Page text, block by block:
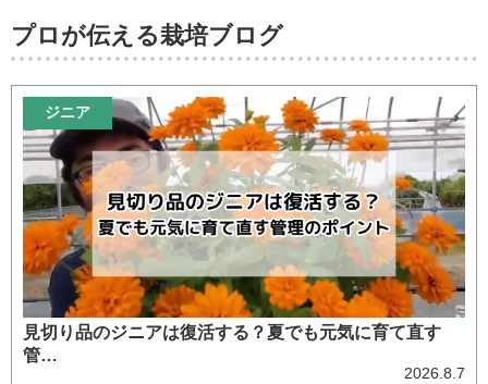
プロが伝える栽培ブログ
見切り品のジニアは復活する？夏でも元気に育て直す
管…
ジニア
2026.8.7